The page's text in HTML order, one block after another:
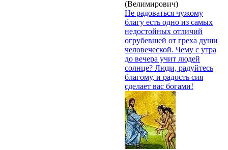
(Велимирович)
Не радоваться чужому
благу есть одно из самых
недостойных отличий
огрубевшей от греха души
человеческой. Чему с утра
до вечера учит людей
солнце? Люди, радуйтесь
благому, и радость сия
сделает вас богами!